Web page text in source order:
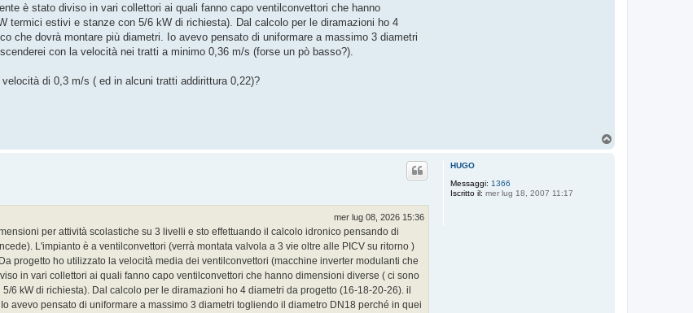
è stato diviso in vari collettori ai quali fanno capo ventilconvettori che hanno
termici estivi e stanze con 5/6 kW di richiesta). Dal calcolo per le diramazioni ho 4
che dovrà montare più diametri. Io avevo pensato di uniformare a massimo 3 diametri
con la velocità nei tratti a minimo 0,36 m/s (forse un pò basso?).
di 0,3 m/s ( ed in alcuni tratti addirittura 0,22)?
HUGO
Messaggi: 1366
Iscritto il: mer lug 18, 2007 11:17
mer lug 08, 2026 15:36
per attività scolastiche su 3 livelli e sto effettuando il calcolo idronico pensando di
L'impianto è a ventilconvettori (verrà montata valvola a 3 vie oltre alle PICV su ritorno )
progetto ho utilizzato la velocità media dei ventilconvettori (macchine inverter modulanti che
in vari collettori ai quali fanno capo ventilconvettori che hanno dimensioni diverse ( ci sono
6 kW di richiesta). Dal calcolo per le diramazioni ho 4 diametri da progetto (16-18-20-26). il
avevo pensato di uniformare a massimo 3 diametri togliendo il diametro DN18 perché in quei